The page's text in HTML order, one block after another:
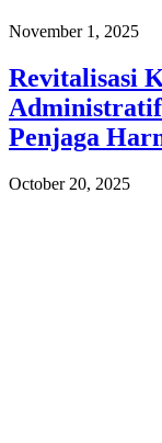
November 1, 2025
Revitalisasi
Administratif
Penjaga
October 20, 2025